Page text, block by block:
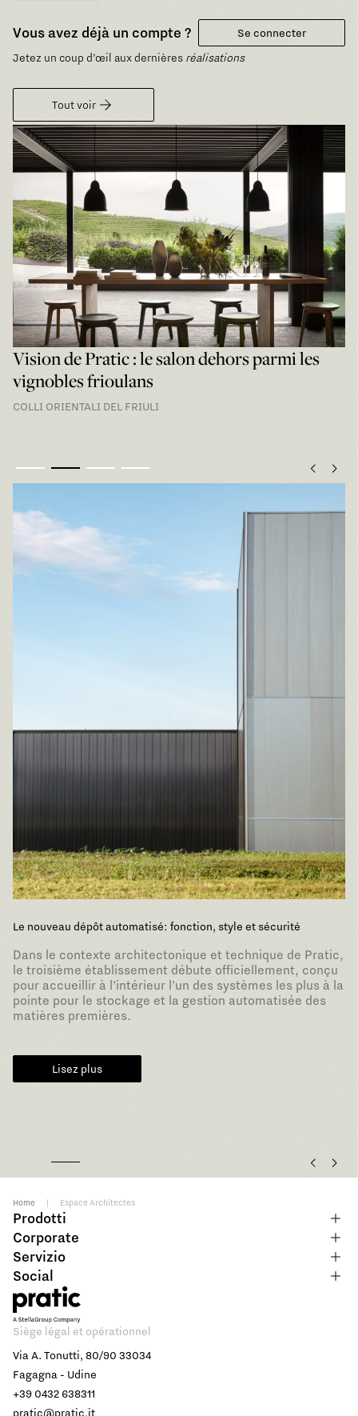
Vous avez déjà un compte ?
Se connecter
Jetez un coup d’œil aux dernières réalisations
Tout voir
À l’ombre de T-Hide: le dehors raffiné sur le
Golfe de Trieste
TRIESTE
Design universel: de l’idée au projet
Les pergolas et les stores sont désormais un élément de
notre quotidien et esquissent les espaces open air de
boutiques, restaurants, hôtels et maisons privées. Mais
quelle est la raison de cette « affabilité » naturelle des
structures d’extérieur? Pratic a choisi de le découvrir
semblent représenter.
Home | Espace Architectes
Prodotti
Corporate
Servizio
Social
Siège légal et opérationnel
Via A. Tonutti, 80/90 33034
Fagagna - Udine
+39 0432 638311
pratic@pratic.it